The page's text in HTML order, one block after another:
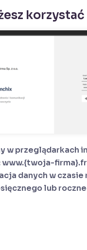
w przeglądarkach
www.{twoja-
danych w
lub